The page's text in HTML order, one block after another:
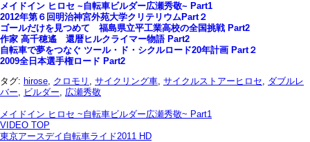
メイドイン ヒロセ ~自転車ビルダー広瀬秀敬~ Part1
2012年第６回明治神宮外苑大学クリテリウムPart２
ゴールだけを見つめて 福島県立平工業高校の全国挑戦 Part2
作家 高千穂遙 還暦ヒルクライマー物語 Part2
自転車で夢をつなぐ ツール・ド・シクルロード20年計画 Part２
2009全日本選手権ロード Part2
タグ: hirose, クロモリ , サイクリング車, サイクルストアーヒロセ, ダブルレ
バー, ビルダー, 広瀬秀敬
メイドイン ヒロセ ~自転車ビルダー広瀬秀敬~ Part1
VIDEO TOP
東京アースデイ自転車ライド2011 HD